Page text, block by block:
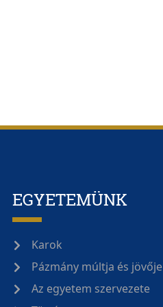
EGYETEMÜNK
Karok
Pázmány múltja és jövője
Az egyetem szervezete